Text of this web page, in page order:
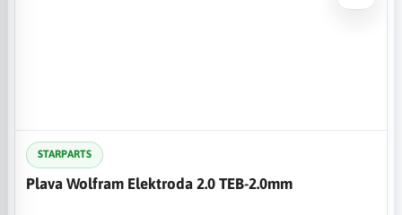
STARPARTS
Plava Wolfram Elektroda 2.0 TEB-2.0mm